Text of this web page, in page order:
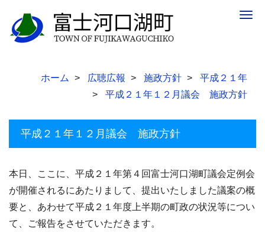
ホーム 広聴広報 施政方針
平成２１年
平成２１年１２月議会 施政方針
平成２１年１２月議会 施政方針
本日、ここに、平成２１年第４回富士河口湖町議会定例会
が開催されるにあたりまして、提出いたしました議案の概
要と、あわせて平成２１年度上半期の町政の状況等につい
て、ご報告をさせていただきます。